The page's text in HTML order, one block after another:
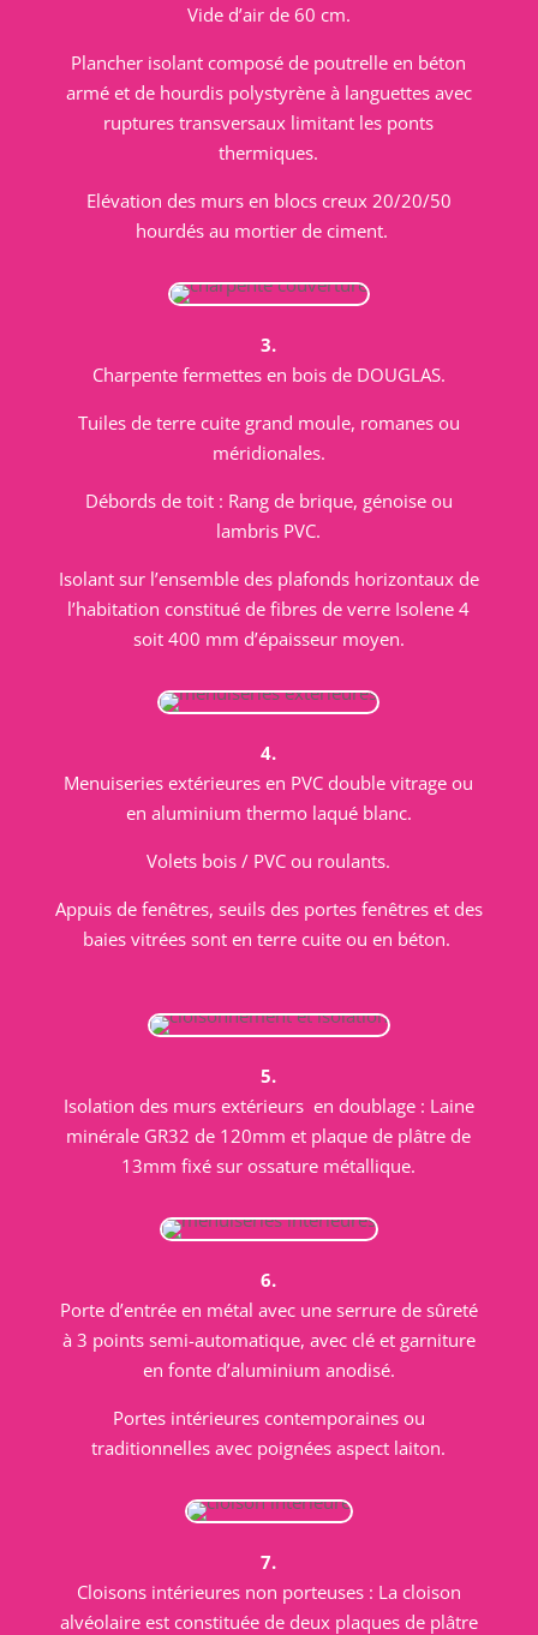
Vide d’air de 60 cm.
Plancher isolant composé de poutrelle en béton
armé et de hourdis polystyrène à languettes avec
ruptures transversaux limitant les ponts
thermiques.
Elévation des murs en blocs creux 20/20/50
hourdés au mortier de ciment.
3.
Charpente fermettes en bois de DOUGLAS.
Tuiles de terre cuite grand moule, romanes ou
méridionales.
Débords de toit : Rang de brique, génoise ou
lambris PVC.
Isolant sur l’ensemble des plafonds horizontaux de
l’habitation constitué de fibres de verre Isolene 4
soit 400 mm d’épaisseur moyen.
4.
Menuiseries extérieures en PVC double vitrage ou
en aluminium thermo laqué blanc.
Volets bois / PVC ou roulants.
Appuis de fenêtres, seuils des portes fenêtres et des
baies vitrées sont en terre cuite ou en béton.
5.
Isolation des murs extérieurs en doublage : Laine
minérale GR32 de 120mm et plaque de plâtre de
13mm fixé sur ossature métallique.
6.
Porte d’entrée en métal avec une serrure de sûreté
à 3 points semi-automatique, avec clé et garniture
en fonte d’aluminium anodisé.
Portes intérieures contemporaines ou
traditionnelles avec poignées aspect laiton.
7.
Cloisons intérieures non porteuses : La cloison
alvéolaire est constituée de deux plaques de plâtre